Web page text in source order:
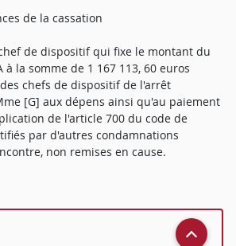
de la cassation
de dispositif qui fixe le montant du
à la somme de 1 167 113, 60 euros
chefs de dispositif de l'arrêt
[G] aux dépens ainsi qu'au paiement
de l'article 700 du code de
par d'autres condamnations
non remises en cause.